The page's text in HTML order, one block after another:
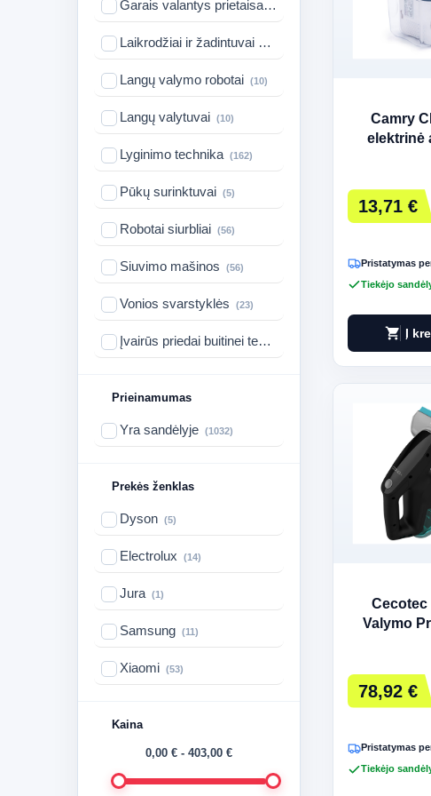
Garais valantys prietaisai(5)
Laikrodžiai ir žadintuvai
(23)
Langų valymo robotai (10)
Langų valytuvai (10)
Lyginimo technika (162)
Pūkų surinktuvai (5)
Robotai siurbliai (56)
Siuvimo mašinos (56)
Vonios svarstyklės (23)
Įvairūs priedai buitinei technikai
Prieinamumas
Yra sandėlyje (1032)
Prekės ženklas
Dyson (5)
Electrolux (14)
Jura (1)
Samsung (11)
Xiaomi (53)
Kaina
0,00 € - 403,00 €
Camry
elektrinė
13,71 €
Pristatymas
Tiekėjo
shopping_cart Į
Cecotec
Valymo
78,92 €
Pristatymas
Tiekėjo